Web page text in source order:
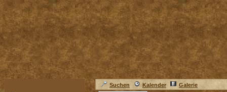
Suchen Kalender Galerie